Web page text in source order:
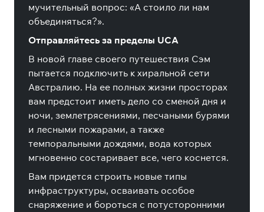
мучительный вопрос: «А стоило ли нам
объединяться?».
Отправляйтесь за пределы UCA
В новой главе своего путешествия Сэм
пытается подключить к хиральной сети
Австралию. На ее полных жизни просторах
вам предстоит иметь дело со сменой дня и
ночи, землетрясениями, песчаными бурями
и лесными пожарами, а также
темпоральными дождями, вода которых
мгновенно состаривает все, чего коснется.
Вам придется строить новые типы
инфраструктуры, осваивать особое
снаряжение и бороться с потусторонними